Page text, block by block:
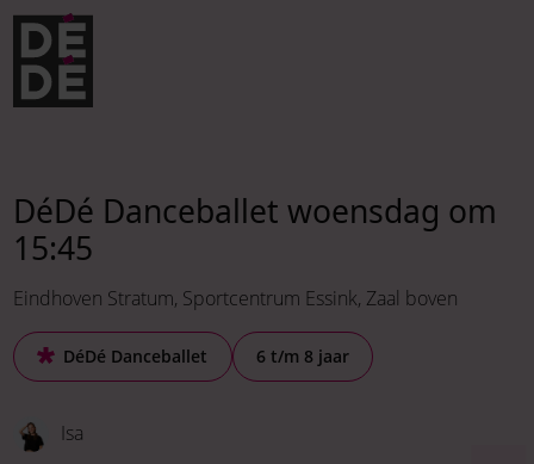
Verder naar navigatie
Ga naar hoofdinhoud
Footer
DéDé Danceballet woensdag om
15:45
Eindhoven Stratum Sportcentrum Essink Zaal boven
DéDé Danceballet 6 t/m 8 jaar
Isa